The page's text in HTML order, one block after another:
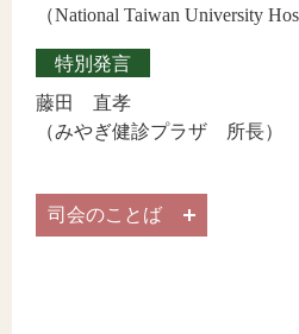
（National Taiwan University
特別発言
藤田 直孝
（みやぎ健診プラザ 所長）
司会のことば